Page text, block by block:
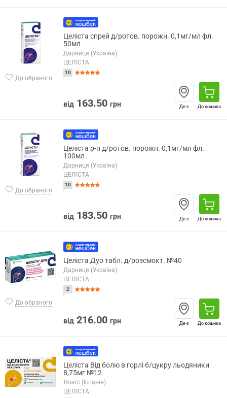
До обраного
Целіста спрей д/ротов. порожн. 0,1мг/мл фл.
50мл
Дарниця (Україна)
ЦЕЛІСТА
10
від 163.50 грн Де є До кошика
До обраного
Целіста р-н д/ротов. порожн. 0,1мг/мл фл.
100мл
Дарниця (Україна)
ЦЕЛІСТА
10
від 183.50 грн Де є До кошика
До обраного
Целіста Дуо табл. д/розсмокт. №40
Дарниця (Україна)
ЦЕЛІСТА
2
від 216.00 грн Де є До кошика
Целіста Від болю в горлі б/цукру льодяники
8,75мг №12
Лозі'с (Іспанія)
ЦЕЛІСТА